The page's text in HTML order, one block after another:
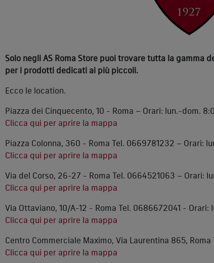
Solo negli AS Roma Store puoi trovare tutta la
per i prodotti dedicati ai più piccoli.
Ecco le location.
Piazza dei Cinquecento, 10 - Roma – Orari: lun.-dom.
Clicca qui per aprire la mappa
Piazza Colonna, 360 - Roma Tel. 0669781232 – Orari:
Clicca qui per aprire la mappa
Via del Corso, 26-27 - Roma Tel. 0664521063 – Orari:
Clicca qui per aprire la mappa
Via Ottaviano, 10/A-12 - Roma Tel. 0686672041 -
Clicca qui per aprire la mappa
Centro Commerciale Maximo, Via Laurentina 865,
Clicca qui per aprire la mappa